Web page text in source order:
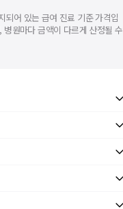
되어 있는 급여 진료 기준 가격입
원마다 금액이 다르게 산정될 수